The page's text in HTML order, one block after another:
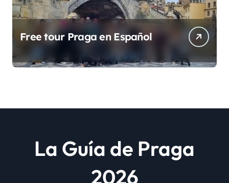
Free tour Praga en Español
La Guía de Praga
2026